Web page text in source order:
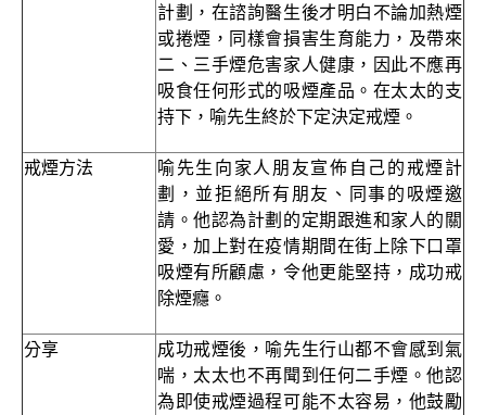
計劃，在諮詢醫生後才明白不論加熱煙
或捲煙，同樣會損害生育能力，及帶來
二、三手煙危害家人健康，因此不應再
吸食任何形式的吸煙產品。在太太的支
持下，喻先生終於下定決定戒煙。
戒煙方法
喻先生向家人朋友宣佈自己的戒煙計
劃，並拒絕所有朋友、同事的吸煙邀
請。他認為計劃的定期跟進和家人的關
愛，加上對在疫情期間在街上除下口罩
吸煙有所顧慮，令他更能堅持，成功戒
除煙癮。
分享
成功戒煙後，喻先生行山都不會感到氣
喘，太太也不再聞到任何二手煙。他認
為即使戒煙過程可能不太容易，他鼓勵